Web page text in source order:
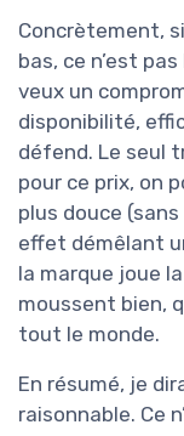
Concrètement,
bas, ce n’est
veux un
disponibilité,
défend. Le seul
pour ce prix, on
plus douce
effet démêlant
la marque joue
moussent bien,
tout le monde.
En résumé, je
raisonnable. Ce